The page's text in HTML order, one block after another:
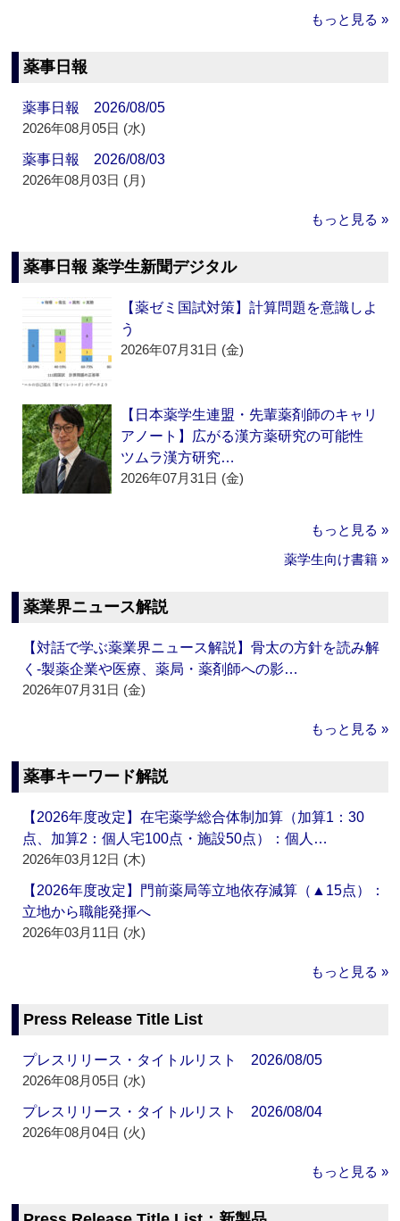
もっと見る »
薬事日報
薬事日報 2026/08/05
2026年08月05日 (水)
薬事日報 2026/08/03
2026年08月03日 (月)
もっと見る »
薬事日報 薬学生新聞デジタル
【薬ゼミ国試対策】計算問題を意識しよ
う
2026年07月31日 (金)
【日本薬学生連盟・先輩薬剤師のキャリ
アノート】広がる漢方薬研究の可能性
ツムラ漢方研究…
2026年07月31日 (金)
もっと見る »
薬学生向け書籍 »
薬業界ニュース解説
【対話で学ぶ薬業界ニュース解説】骨太の方針を読み解
く‐製薬企業や医療、薬局・薬剤師への影…
2026年07月31日 (金)
もっと見る »
薬事キーワード解説
【2026年度改定】在宅薬学総合体制加算（加算1：30
点、加算2：個人宅100点・施設50点）：個人…
2026年03月12日 (木)
【2026年度改定】門前薬局等立地依存減算（▲15点）：
立地から職能発揮へ
2026年03月11日 (水)
もっと見る »
Press Release Title List
プレスリリース・タイトルリスト 2026/08/05
2026年08月05日 (水)
プレスリリース・タイトルリスト 2026/08/04
2026年08月04日 (火)
もっと見る »